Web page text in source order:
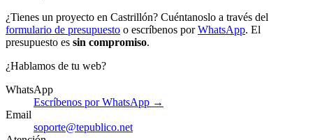
¿Tienes un proyecto en Castrillón? Cuéntanoslo a través del
formulario de presupuesto o escríbenos porWhatsApp. El
presupuesto es sin compromiso.
¿Hablamos de tu web?
WhatsApp
Escríbenos por WhatsApp →
Email
soporte@tepublico.net